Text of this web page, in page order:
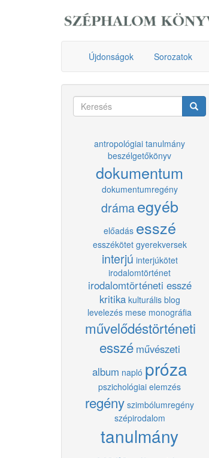
Újdonságok Sorozatok
Keresés
antropológiai tanulmány
beszélgetőkönyv
dokumentum
dokumentumregény
drámaegyéb
előadás esszé
esszékötet gyerekversek
interjú interjúkötet
irodalomtörténet
irodalomtörténeti esszé
kritika kulturális blog
levelezés mese monográfia
művelődéstörténeti
esszé művészeti
album napló próza
pszichológiai elemzés
regény szimbólumregény
szépirodalom
tanulmány